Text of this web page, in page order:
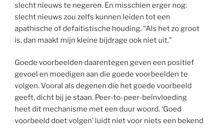
slecht nieuws te negeren. En misschien erger nog:
slecht nieuws zou zelfs kunnen leiden tot een
apathische of defaitistische houding. “Als het zo groot
is, dan maakt mijn kleine bijdrage ook niet uit.”
Goede voorbeelden daarentegen geven een positief
gevoel en moedigen aan die goede voorbeelden te
volgen. Vooral als degenen die het goede voorbeeld
geeft, dicht bij je staan. Peer-to-peer-beïnvloeding
heet dit mechanisme met een duur woord. ‘Goed
voorbeeld doet volgen’ luidt niet voor niets een bekend